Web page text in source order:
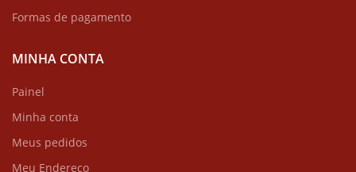
Formas de pagamento
MINHA CONTA
Painel
Minha conta
Meus pedidos
Meu Endereço